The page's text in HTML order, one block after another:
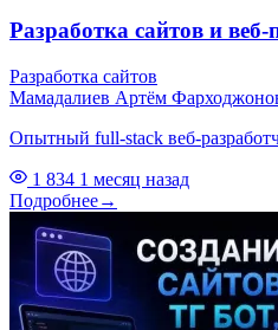
Разработка сайтов и
Разработка сайтов
Мамадалиев Артём
Опытный full-stack веб-
1 834 1 месяц назад
Подробнее→